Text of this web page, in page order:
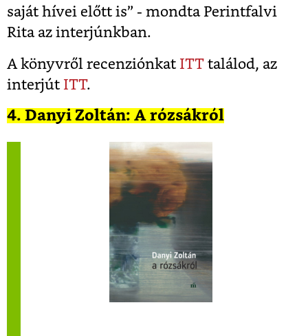
saját hívei előtt is” - mondta Perintfalvi
Rita az interjúnkban.
A könyvről recenziónkat ITT találod, az
interjút ITT.
4. Danyi Zoltán: A rózsákról